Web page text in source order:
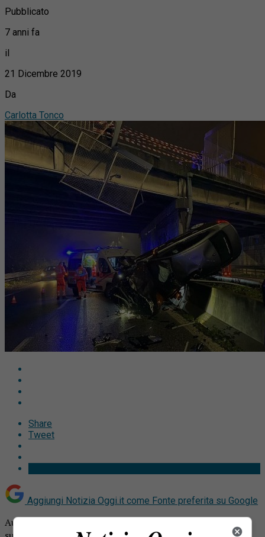
Pubblicato
7 anni fa
il
21 Dicembre 2019
Da
Carlotta Tonco
Share
Tweet
Aggiungi Notizia Oggi.it come Fonte preferita su Google
Auto sfonda le barriere e precipita dal cavalcavia: paura